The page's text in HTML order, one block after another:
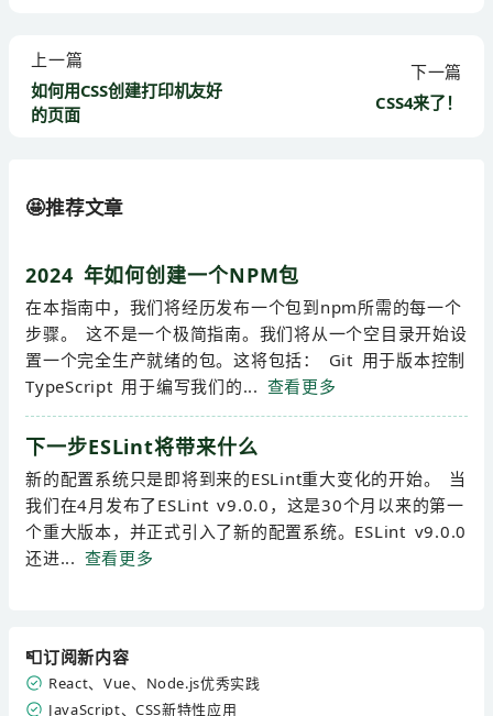
上一篇
如何用CSS创建打印机友好
的页面
下一篇
CSS4来了！
🤩推荐文章
2024 年如何创建一个NPM包
在本指南中，我们将经历发布一个包到npm所需的每一个
步骤。 这不是一个极简指南。我们将从一个空目录开始设
置一个完全生产就绪的包。这将包括： Git 用于版本控制
TypeScript 用于编写我们的... 查看更多
下一步ESLint将带来什么
新的配置系统只是即将到来的ESLint重大变化的开始。 当
我们在4月发布了ESLint v9.0.0，这是30个月以来的第一
个重大版本，并正式引入了新的配置系统。ESLint v9.0.0
还进... 查看更多
📮订阅新内容
React、Vue、Node.js优秀实践
JavaScript、CSS新特性应用